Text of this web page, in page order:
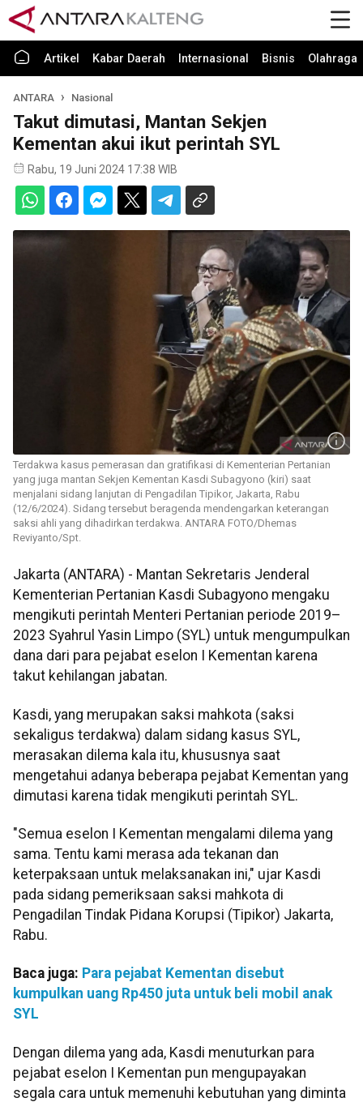
Artikel Kabar Daerah Internasional Bisnis Olahraga
ANTARA Nasional
Takut dimutasi, Mantan Sekjen
Kementan akui ikut perintah SYL
Rabu, 19 Juni 2024 17:38 WIB
Terdakwa kasus pemerasan dan gratifikasi di Kementerian Pertanian
yang juga mantan Sekjen Kementan Kasdi Subagyono (kiri) saat
menjalani sidang lanjutan di Pengadilan Tipikor, Jakarta, Rabu
(12/6/2024). Sidang tersebut beragenda mendengarkan keterangan
saksi ahli yang dihadirkan terdakwa. ANTARA FOTO/Dhemas
Reviyanto/Spt.
Jakarta (ANTARA) - Mantan Sekretaris Jenderal
Kementerian Pertanian Kasdi Subagyono mengaku
mengikuti perintah Menteri Pertanian periode 2019–
2023 Syahrul Yasin Limpo (SYL) untuk mengumpulkan
dana dari para pejabat eselon I Kementan karena
takut kehilangan jabatan.
Kasdi, yang merupakan saksi mahkota (saksi
sekaligus terdakwa) dalam sidang kasus SYL,
merasakan dilema kala itu, khususnya saat
mengetahui adanya beberapa pejabat Kementan yang
dimutasi karena tidak mengikuti perintah SYL.
"Semua eselon I Kementan mengalami dilema yang
sama. Tentu kami merasa ada tekanan dan
keterpaksaan untuk melaksanakan ini," ujar Kasdi
pada sidang pemeriksaan saksi mahkota di
Pengadilan Tindak Pidana Korupsi (Tipikor) Jakarta,
Rabu.
Baca juga: Para pejabat Kementan disebut
kumpulkan uang Rp450 juta untuk beli mobil anak
SYL
Dengan dilema yang ada, Kasdi menuturkan para
pejabat eselon I Kementan pun mengupayakan
segala cara untuk memenuhi kebutuhan yang diminta